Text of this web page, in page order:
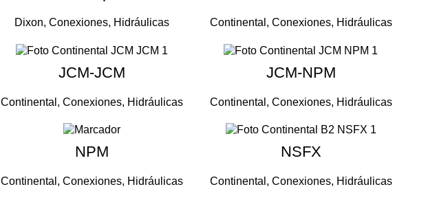
Dixon,Conexiones, Hidráulicas Continental , Conexiones, Hidráulicas
JCM-JCM
Continental ,Conexiones, Hidráulicas
JCM-NPM
Continental , Conexiones, Hidráulicas
NPM
Continental ,Conexiones, Hidráulicas
NSFX
Continental , Conexiones, Hidráulicas